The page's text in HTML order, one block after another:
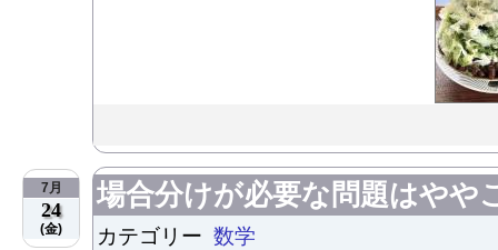
7月
24
(金)
場合分けが必要な問題はや
カテゴリー 数学